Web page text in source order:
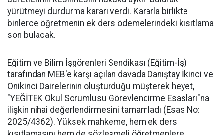
yürütmeyi durdurma kararı verdi. Kararla birlikte
binlerce öğretmenin ek ders ödemelerindeki kısıtlama
son bulacak.
​Eğitim ve Bilim İşgörenleri Sendikası (Eğitim-İş)
tarafından MEB'e karşı açılan davada Danıştay İkinci ve
Onikinci Dairelerinin oluşturduğu müşterek heyet,
"YEĞİTEK Okul Sorumlusu Görevlendirme Esasları"na
ilişkin nihai değerlendirmesini tamamladı (Esas No:
2025/4362). Yüksek mahkeme, hem ek ders